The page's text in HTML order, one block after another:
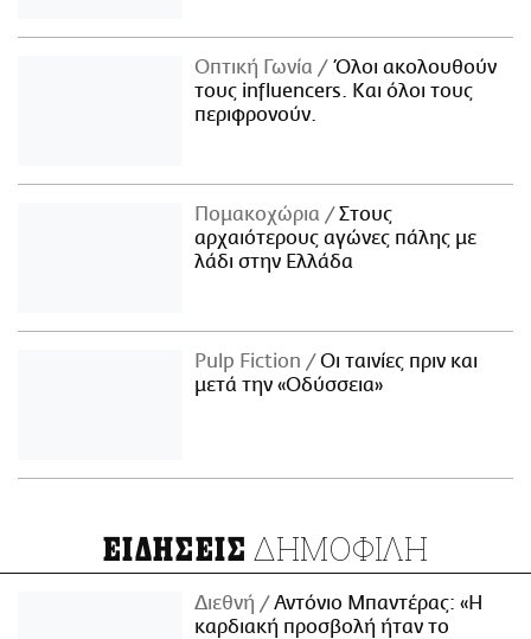
Οπτική Γωνία
Όλοι ακολουθούν
τους influencers. Και όλοι τους
περιφρονούν.
Πομακοχώρια
Στους
αρχαιότερους αγώνες πάλης με
λάδι στην Ελλάδα
Pulp Fiction
Οι ταινίες πριν και
μετά την «Οδύσσεια»
ΕΙΔΗΣΕΙΣ ΔΗΜΟΦΙΛΗ
Διεθνή
Αντόνιο Μπαντέρας: «Η
καρδιακή προσβολή ήταν το